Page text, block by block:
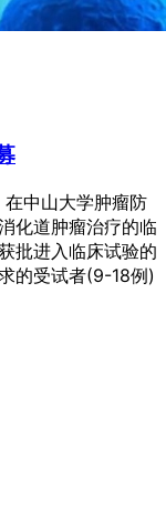
中山大学肿瘤防
化道肿瘤治疗的临
批进入临床试验的
的受试者(9-18例)